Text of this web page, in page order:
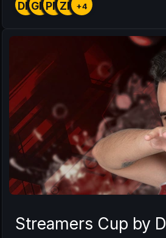
DMGMPMZM +4
Streamers Cup by